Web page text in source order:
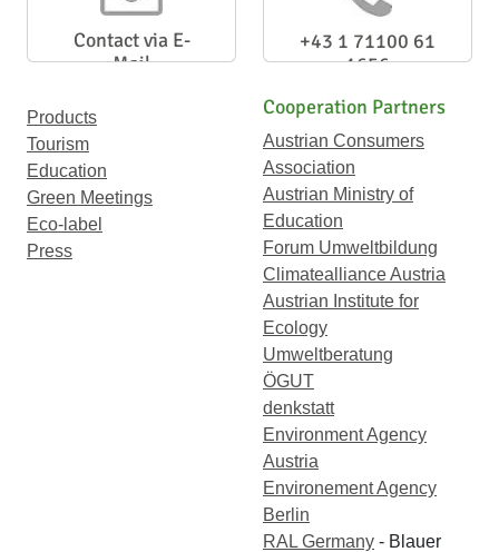
Contact via E-
Mail
+43 1 71100 61
1656
Products
Tourism
Education
Green Meetings
Eco-label
Press
Cooperation Partners
Austrian Consumers
Association
Austrian Ministry of
Education
Forum Umweltbildung
Climatealliance Austria
Austrian Institute for
Ecology
Umweltberatung
ÖGUT
denkstatt
Environment Agency
Austria
Environement Agency
Berlin
RAL Germany - Blauer